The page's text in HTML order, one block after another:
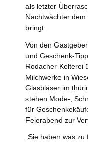
als letzter
Nachtwächter
bringt.
Von den
und Geschenk-
Rodacher Kelterei
Milchwerke in
Glasbläser im
stehen Mode-,
für
Feierabend zur
„Sie haben was